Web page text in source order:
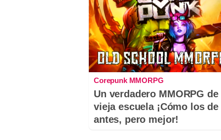
Corepunk MMORPG
Un verdadero MMORPG de
vieja escuela ¡Cómo los de
antes, pero mejor!